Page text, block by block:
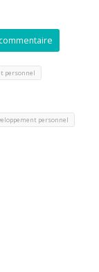
personnel
personnel